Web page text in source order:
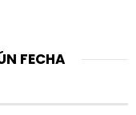
FECHA